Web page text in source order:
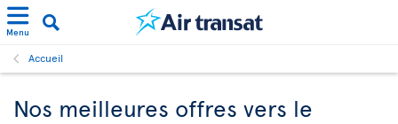
Menu
Accueil
Nos meilleures offres vers le